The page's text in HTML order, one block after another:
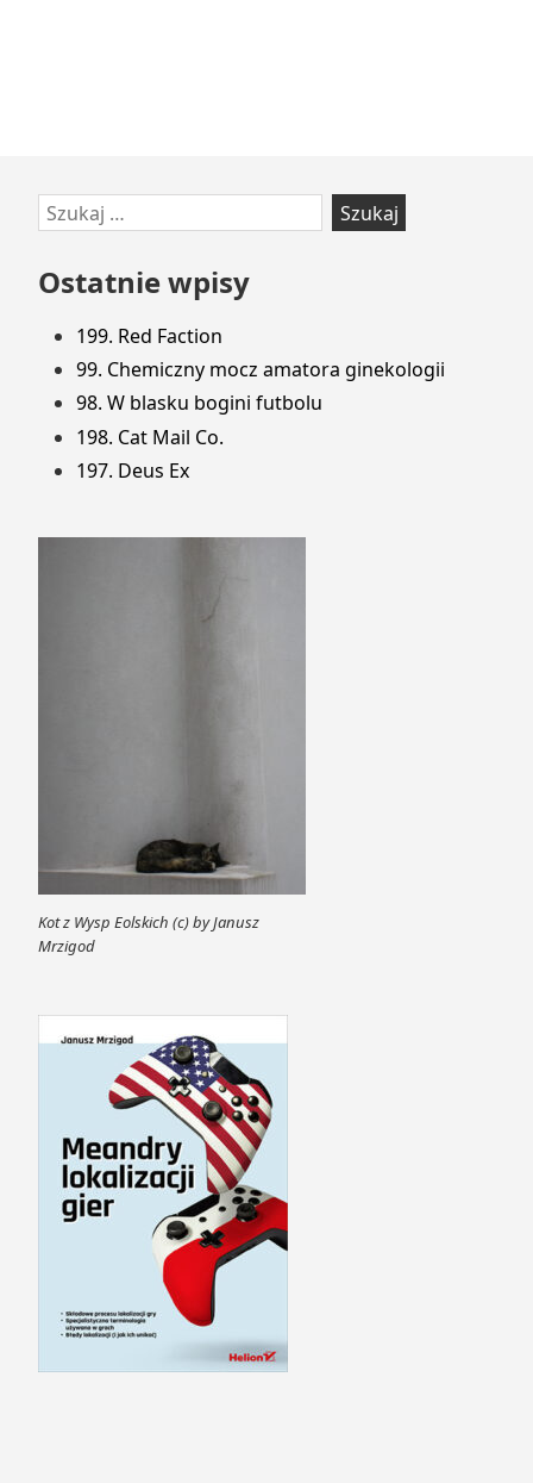
Przejdź
do
stopki
Szukaj:
Ostatnie wpisy
199. Red Faction
99. Chemiczny mocz amatora ginekologii
98. W blasku bogini futbolu
198. Cat Mail Co.
197. Deus Ex
Kot z Wysp Eolskich (c) by Janusz
Mrzigod